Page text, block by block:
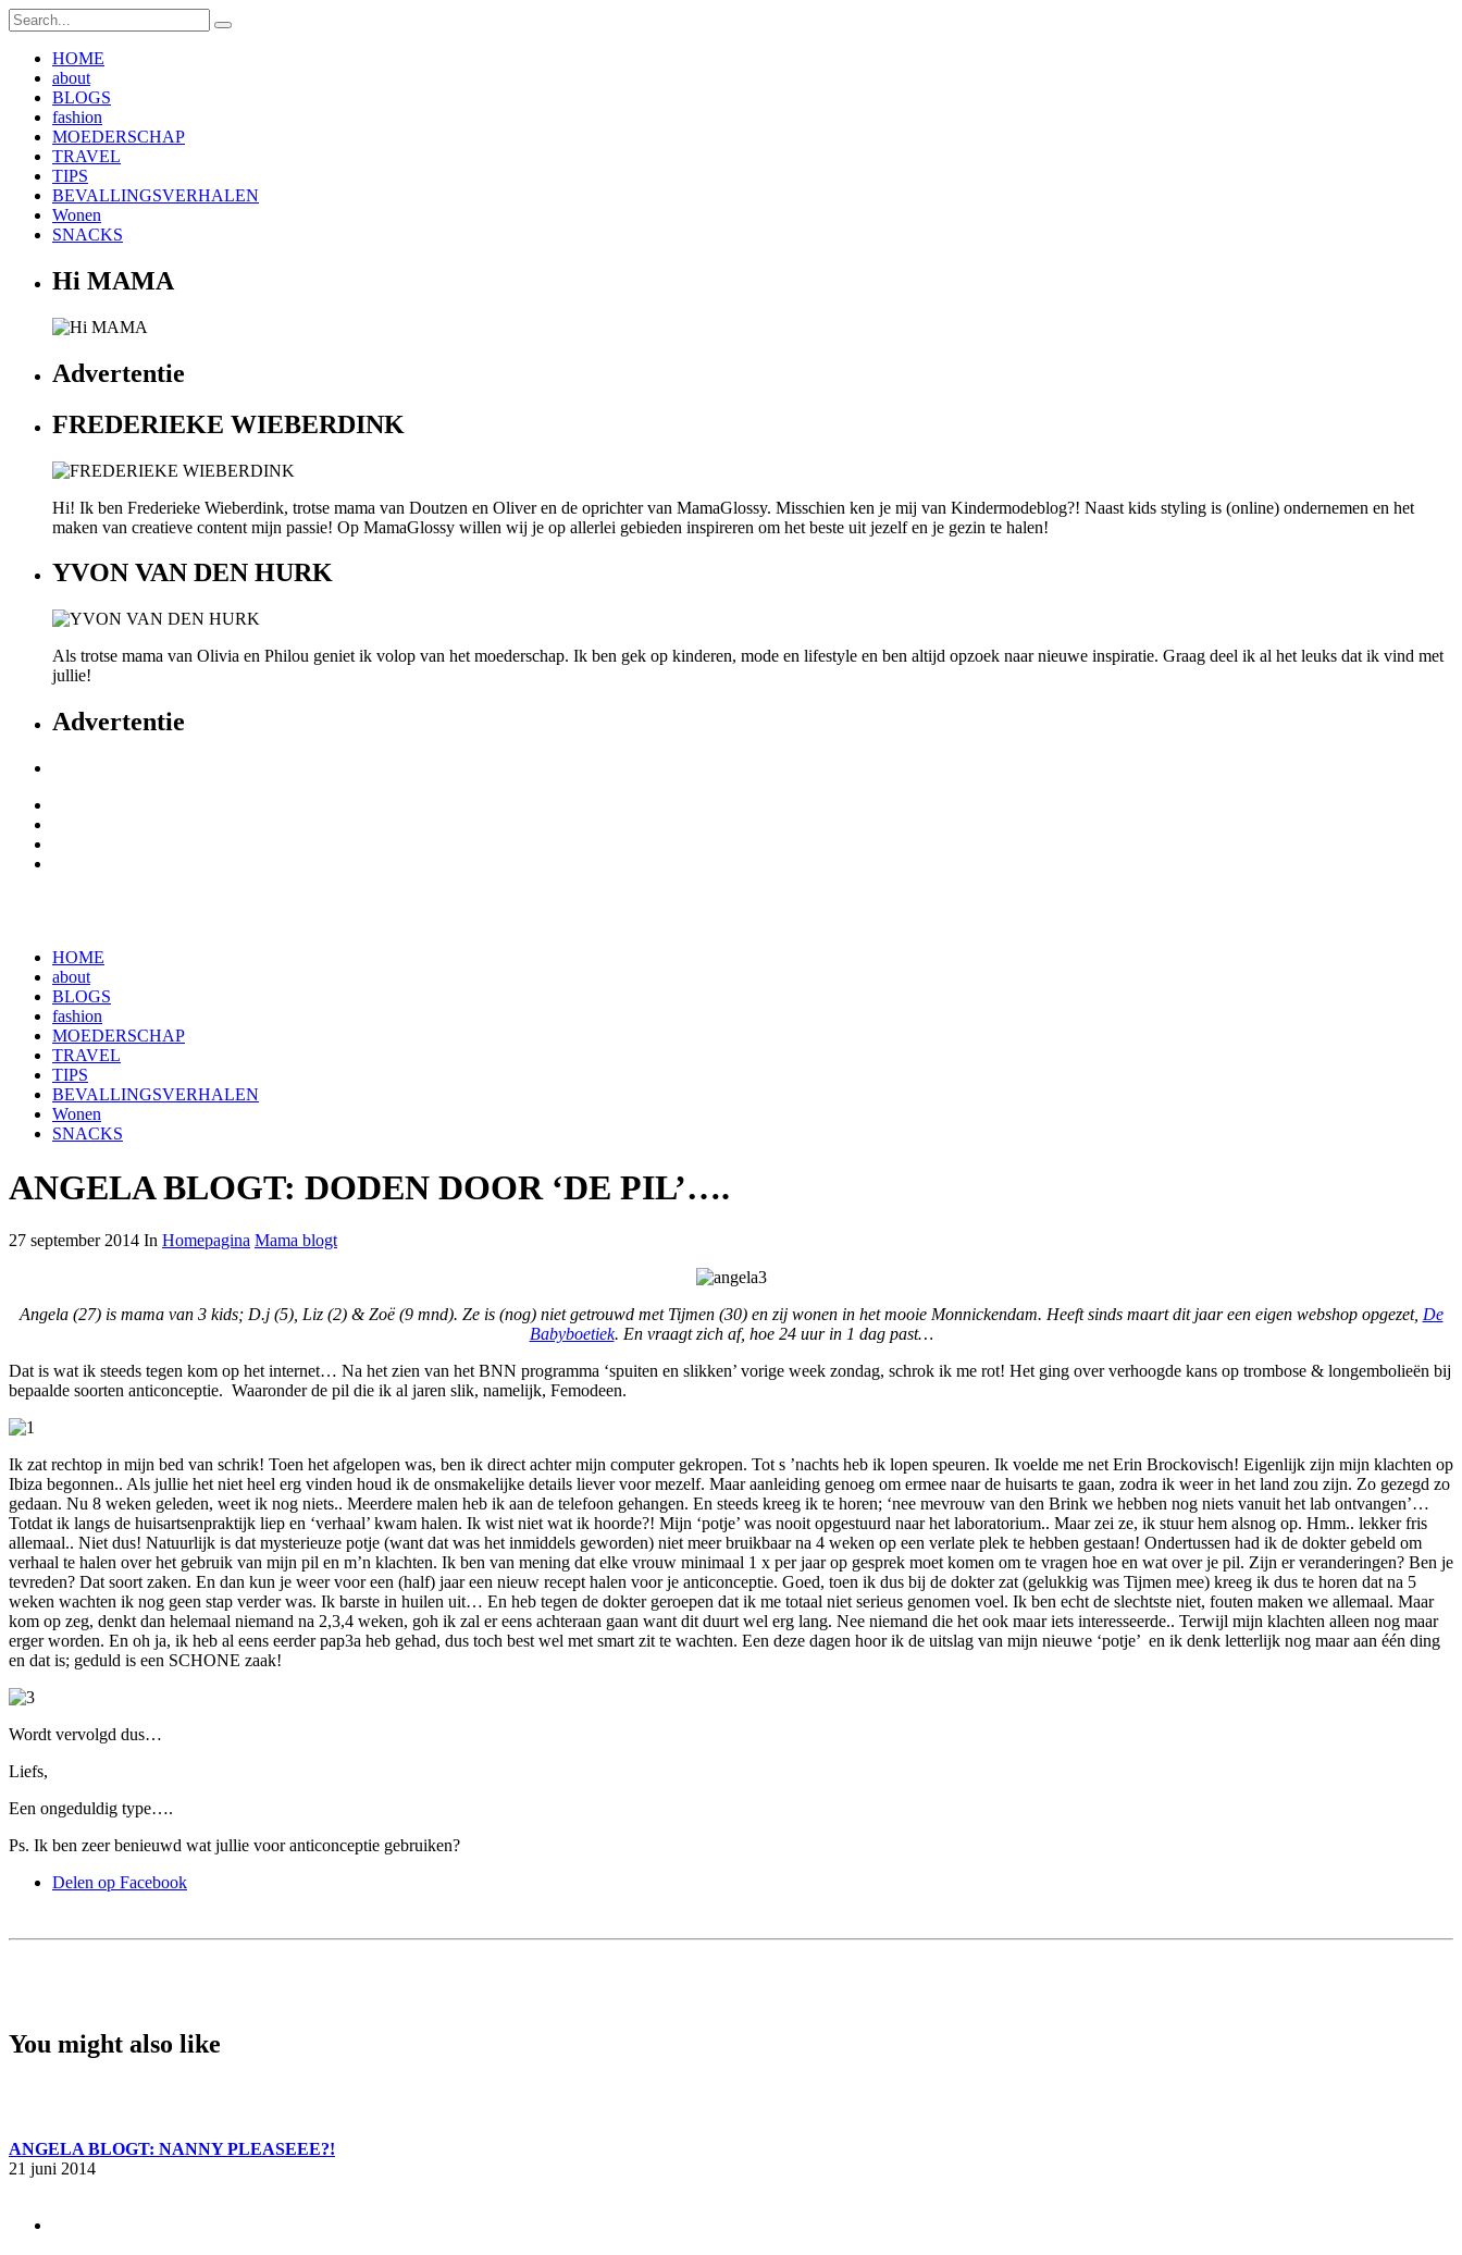
HOME
about
BLOGS
fashion
MOEDERSCHAP
TRAVEL
TIPS
BEVALLINGSVERHALEN
Wonen
SNACKS
Hi MAMA
Advertentie
FREDERIEKE WIEBERDINK
Hi! Ik ben Frederieke Wieberdink, trotse mama van Doutzen en Oliver en de oprichter van MamaGlossy. Misschien ken je mij van Kindermodeblog?! Naast kids styling is (online) ondernemen en het
maken van creatieve content mijn passie! Op MamaGlossy willen wij je op allerlei gebieden inspireren om het beste uit jezelf en je gezin te halen!
YVON VAN DEN HURK
Als trotse mama van Olivia en Philou geniet ik volop van het moederschap. Ik ben gek op kinderen, mode en lifestyle en ben altijd opzoek naar nieuwe inspiratie. Graag deel ik al het leuks dat ik vind met
jullie!
Advertentie
HOME
about
BLOGS
fashion
MOEDERSCHAP
TRAVEL
TIPS
BEVALLINGSVERHALEN
Wonen
SNACKS
ANGELA BLOGT: DODEN DOOR ‘DE PIL’….
27 september 2014 In Homepagina Mama blogt
Angela (27) is mama van 3 kids; D.j (5), Liz (2) & Zoë (9 mnd). Ze is (nog) niet getrouwd met Tijmen (30) en zij wonen in het mooie Monnickendam. Heeft sinds maart dit jaar een eigen webshop opgezet, De
Babyboetiek. En vraagt zich af, hoe 24 uur in 1 dag past…
Dat is wat ik steeds tegen kom op het internet… Na het zien van het BNN programma ‘spuiten en slikken’ vorige week zondag, schrok ik me rot! Het ging over verhoogde kans op trombose & longembolieën bij
bepaalde soorten anticonceptie. Waaronder de pil die ik al jaren slik, namelijk, Femodeen.
Ik zat rechtop in mijn bed van schrik! Toen het afgelopen was, ben ik direct achter mijn computer gekropen. Tot s ’nachts heb ik lopen speuren. Ik voelde me net Erin Brockovisch! Eigenlijk zijn mijn klachten op
Ibiza begonnen.. Als jullie het niet heel erg vinden houd ik de onsmakelijke details liever voor mezelf. Maar aanleiding genoeg om ermee naar de huisarts te gaan, zodra ik weer in het land zou zijn. Zo gezegd zo
gedaan. Nu 8 weken geleden, weet ik nog niets.. Meerdere malen heb ik aan de telefoon gehangen. En steeds kreeg ik te horen; ‘nee mevrouw van den Brink we hebben nog niets vanuit het lab ontvangen’…
Totdat ik langs de huisartsenpraktijk liep en ‘verhaal’ kwam halen. Ik wist niet wat ik hoorde?! Mijn ‘potje’ was nooit opgestuurd naar het laboratorium.. Maar zei ze, ik stuur hem alsnog op. Hmm.. lekker fris
allemaal.. Niet dus! Natuurlijk is dat mysterieuze potje (want dat was het inmiddels geworden) niet meer bruikbaar na 4 weken op een verlate plek te hebben gestaan! Ondertussen had ik de dokter gebeld om
verhaal te halen over het gebruik van mijn pil en m’n klachten. Ik ben van mening dat elke vrouw minimaal 1 x per jaar op gesprek moet komen om te vragen hoe en wat over je pil. Zijn er veranderingen? Ben je
tevreden? Dat soort zaken. En dan kun je weer voor een (half) jaar een nieuw recept halen voor je anticonceptie. Goed, toen ik dus bij de dokter zat (gelukkig was Tijmen mee) kreeg ik dus te horen dat na 5
weken wachten ik nog geen stap verder was. Ik barste in huilen uit… En heb tegen de dokter geroepen dat ik me totaal niet serieus genomen voel. Ik ben echt de slechtste niet, fouten maken we allemaal. Maar
kom op zeg, denkt dan helemaal niemand na 2,3,4 weken, goh ik zal er eens achteraan gaan want dit duurt wel erg lang. Nee niemand die het ook maar iets interesseerde.. Terwijl mijn klachten alleen nog maar
erger worden. En oh ja, ik heb al eens eerder pap3a heb gehad, dus toch best wel met smart zit te wachten. Een deze dagen hoor ik de uitslag van mijn nieuwe ‘potje’ en ik denk letterlijk nog maar aan één ding
en dat is; geduld is een SCHONE zaak!
Wordt vervolgd dus…
Liefs,
Een ongeduldig type….
Ps. Ik ben zeer benieuwd wat jullie voor anticonceptie gebruiken?
Delen op Facebook
You might also like
ANGELA BLOGT: NANNY PLEASEEE?!
21 juni 2014